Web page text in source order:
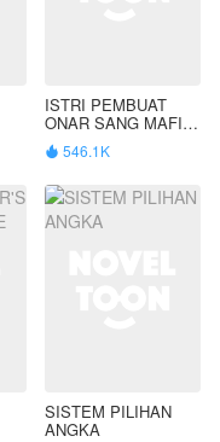
ISTRI PEMBUAT
ONAR SANG MAFIA
KEJAM
 546.1K
SISTEM PILIHAN
ANGKA